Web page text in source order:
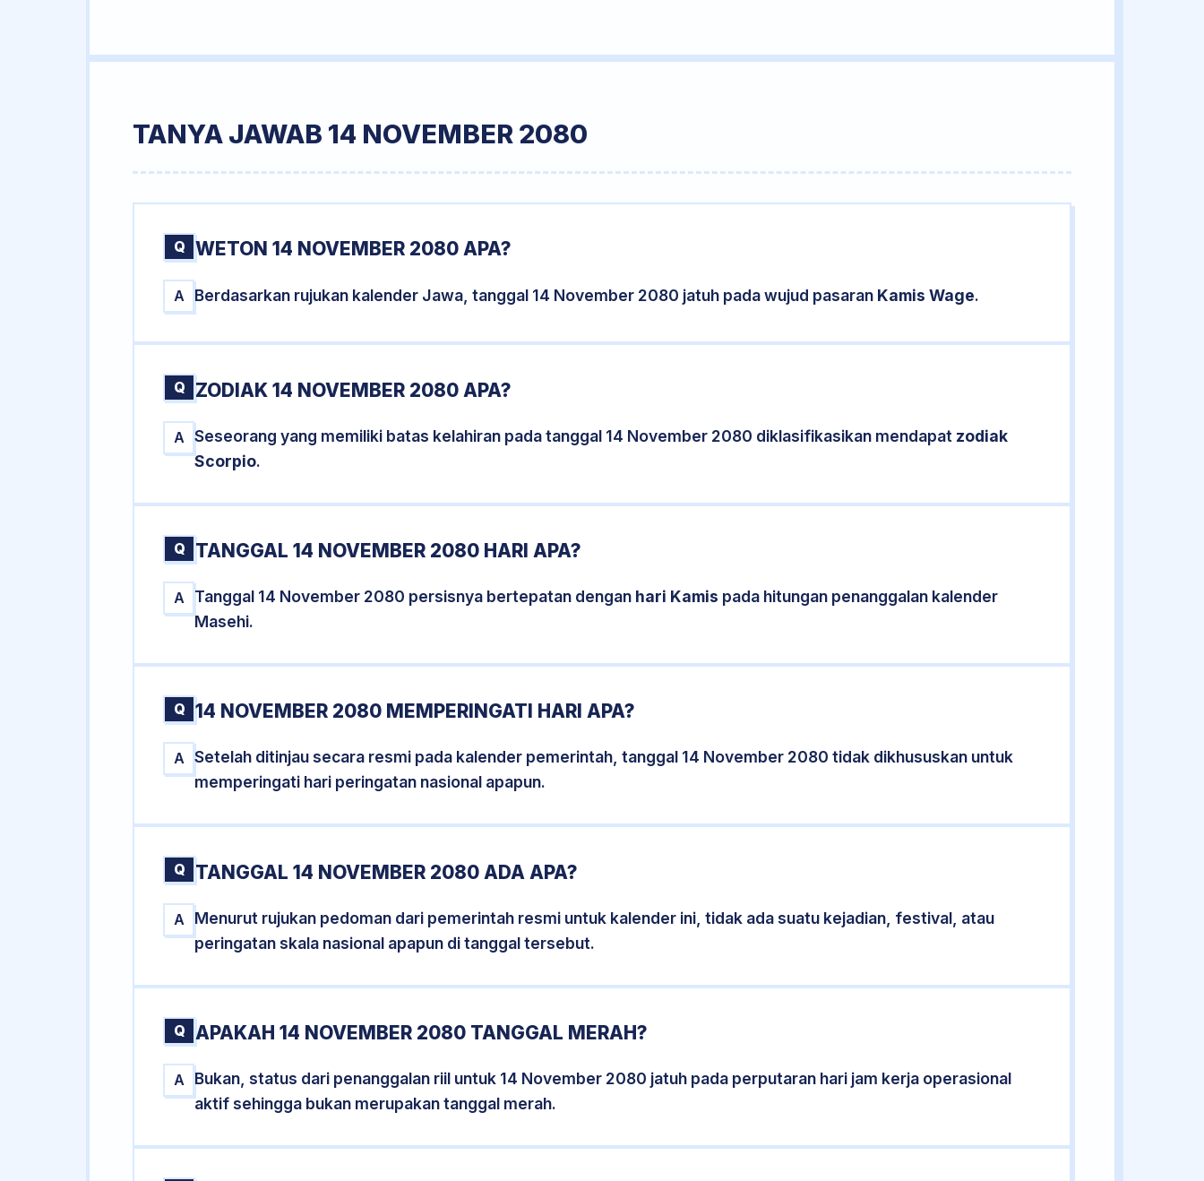
TANYA JAWAB 14 NOVEMBER 2080
Q WETON 14 NOVEMBER 2080 APA?
A Berdasarkan rujukan kalender Jawa, tanggal 14 November 2080 jatuh pada wujud pasaran Kamis Wage.
Q ZODIAK 14 NOVEMBER 2080 APA?
A Seseorang yang memiliki batas kelahiran pada tanggal 14 November 2080 diklasifikasikan mendapat zodiak
Scorpio.
Q TANGGAL 14 NOVEMBER 2080 HARI APA?
A Tanggal 14 November 2080 persisnya bertepatan dengan hari Kamis pada hitungan penanggalan kalender
Masehi.
Q 14 NOVEMBER 2080 MEMPERINGATI HARI APA?
A Setelah ditinjau secara resmi pada kalender pemerintah, tanggal 14 November 2080 tidak dikhususkan untuk
memperingati hari peringatan nasional apapun.
Q TANGGAL 14 NOVEMBER 2080 ADA APA?
A
Menurut rujukan pedoman dari pemerintah resmi untuk kalender ini, tidak ada suatu kejadian, festival, atau
peringatan skala nasional apapun di tanggal tersebut.
Q APAKAH 14 NOVEMBER 2080 TANGGAL MERAH?
A
Bukan, status dari penanggalan riil untuk 14 November 2080 jatuh pada perputaran hari jam kerja operasional
aktif sehingga bukan merupakan tanggal merah.